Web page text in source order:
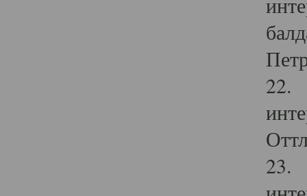
22.
23.